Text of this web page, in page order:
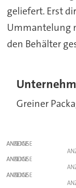
geliefert. Erst
Ummantelung
den Behälter
Greiner
ANZEIGE
ANZEIGE
ANZEIGE